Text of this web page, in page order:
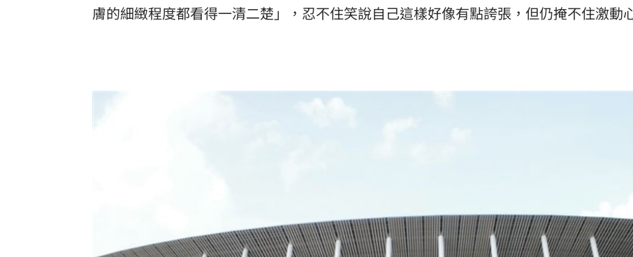
膚的細緻程度都看得一清二楚」，忍不住笑說自己這樣好像有點誇張，但仍掩不住激動